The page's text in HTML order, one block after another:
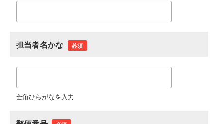
担当者名かな 必須
全角ひらがなを入力